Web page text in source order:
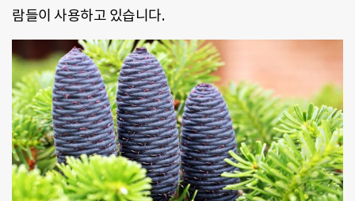
람들이 사용하고 있습니다.